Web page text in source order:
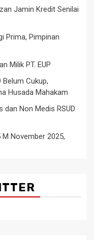
Jamin Kredit Senilai
Prima, Pimpinan
Milik PT. EUP
Cukup,
Husada Mahakam
dan Non Medis RSUD
M November 2025,